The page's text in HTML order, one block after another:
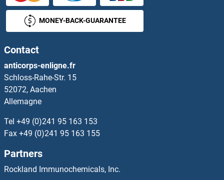
Ubiquitin Anticorps
Ubiquitin Associated Protein 1 Anticorps
Ubiquitin B Anticorps
Ubiquitin Specific Peptidase 12 Anticorps
Ubiquitin-Conjugating Enzyme E2D 3 Anticorps
Ubiquitin-Conjugating Enzyme E2E 3 Anticorps
Ubiquitin-Conjugating Enzyme E2G 2 Anticorps
MONEY-BACK-GUARANTEE
Contact
anticorps-enligne.fr
Schloss-Rahe-Str. 15
52072, Aachen
Allemagne
Tel +49 (0)241 95 163 153
Fax +49 (0)241 95 163 155
Partners
Rockland Immunochemicals, Inc.